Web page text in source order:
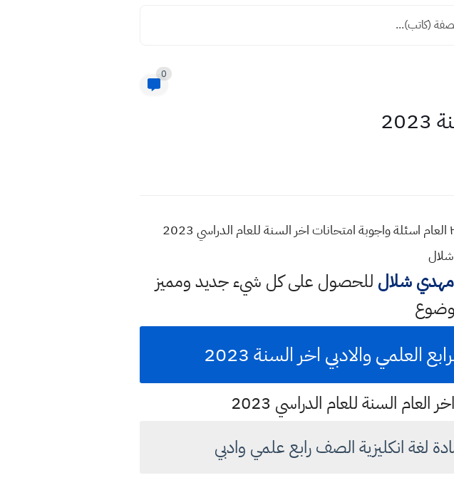
(كاتب)...
0
اسئلة واجوبة انكليزي رابع علمي وادبي نهاية السنة 2023 اسئلة اخر السنة ٢٠٢٣ العام اسئلة واجوبة امتحانات اخر السنة للعام الدراسي 2023
مهدي شلال للحصول على كل شيء جديد ومميز
العلمي والادبي اخر السنة 2023